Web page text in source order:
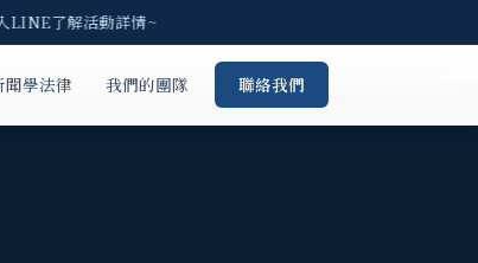
了解活動詳情~
聞學法律 我們的團隊 聯絡我們